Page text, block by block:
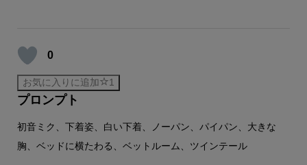
0
お気に入りに追加 1
プロンプト
初音ミク、下着姿、白い下着、ノーパン、パイパン、大きな
胸、ベッドに横たわる、ベットルーム、ツインテール